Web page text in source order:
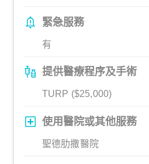
緊急服務
有
提供醫療程序及手術
TURP ($25,000)
使用醫院或其他服務
聖德肋撒醫院